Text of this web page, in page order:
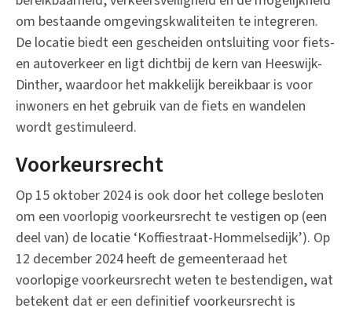
om bestaande omgevingskwaliteiten te integreren.
De locatie biedt een gescheiden ontsluiting voor fiets-
en autoverkeer en ligt dichtbij de kern van Heeswijk-
Dinther, waardoor het makkelijk bereikbaar is voor
inwoners en het gebruik van de fiets en wandelen
wordt gestimuleerd.
Voorkeursrecht
Op 15 oktober 2024 is ook door het college besloten
om een voorlopig voorkeursrecht te vestigen op (een
deel van) de locatie ‘Koffiestraat-Hommelsedijk’). Op
12 december 2024 heeft de gemeenteraad het
voorlopige voorkeursrecht weten te bestendigen, wat
betekent dat er een definitief voorkeursrecht is